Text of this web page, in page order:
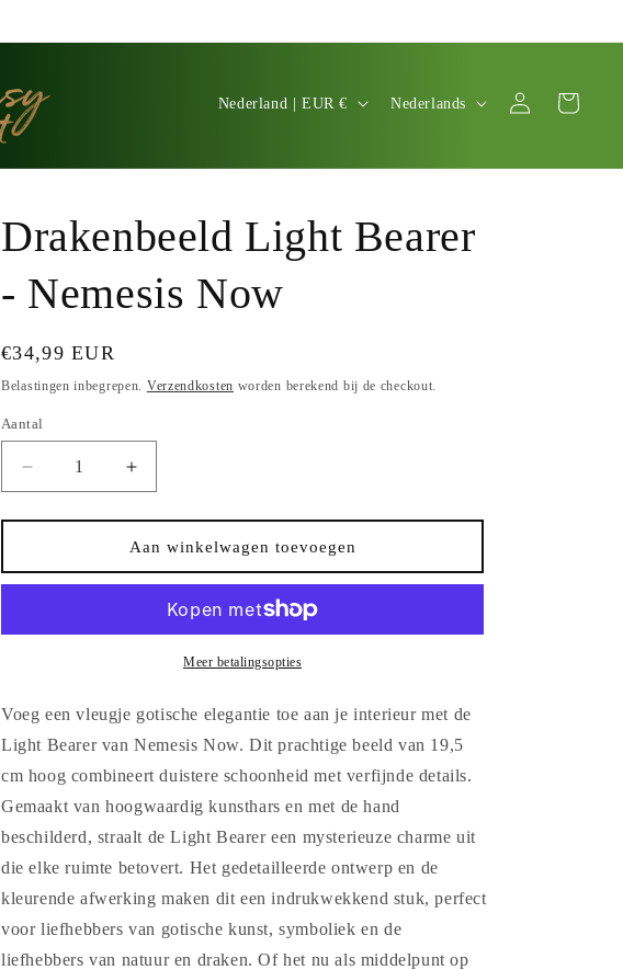
L
n
/
e
Nederland | EUR €
T
a
Nederlands InloggenWinkelwagen
Drakenbeeld Light Bearer
- Nemesis Now
Normale
prijs
€34,99 EUR
Belastingen inbegrepen. Verzendkosten worden berekend bij de checkout.
Aantal
Aantal
verlagen
voor
Drakenbeeld
Light
Bearer
Nemesis
Aantal
verhogen
voor
Drakenbeeld
Light
Bearer
Nemesis
Aan winkelwagen toevoegen
Meer betalingsopties
Voeg een vleugje gotische elegantie toe aan je interieur met de
Light Bearer van Nemesis Now. Dit prachtige beeld van 19,5
cm hoog combineert duistere schoonheid met verfijnde details.
Gemaakt van hoogwaardig kunsthars en met de hand
beschilderd, straalt de Light Bearer een mysterieuze charme uit
die elke ruimte betovert. Het gedetailleerde ontwerp en de
kleurende afwerking maken dit een indrukwekkend stuk, perfect
voor liefhebbers van gotische kunst, symboliek en de
liefhebbers van natuur en draken. Of het nu als middelpunt op